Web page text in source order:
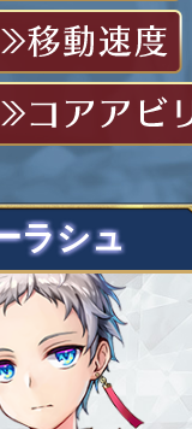
ラシュ